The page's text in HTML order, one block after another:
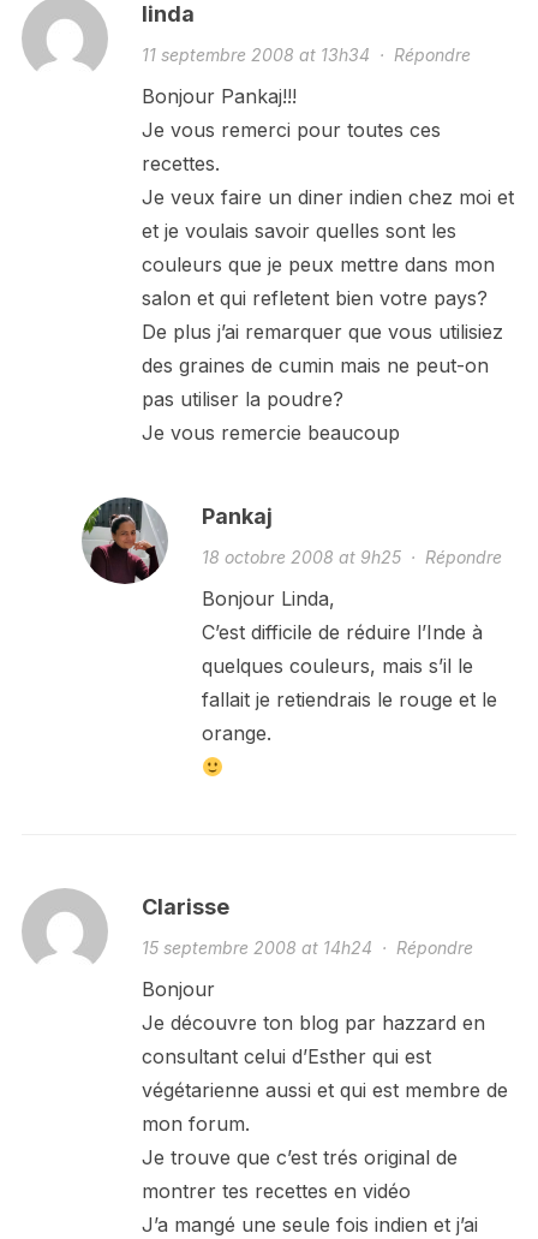
linda
11 septembre 2008 at 13h34 · Répondre
Bonjour Pankaj!!!
Je vous remerci pour toutes ces
recettes.
Je veux faire un diner indien chez moi et
et je voulais savoir quelles sont les
couleurs que je peux mettre dans mon
salon et qui refletent bien votre pays?
De plus j’ai remarquer que vous utilisiez
des graines de cumin mais ne peut-on
pas utiliser la poudre?
Je vous remercie beaucoup
Pankaj
18 octobre 2008 at 9h25· Répondre
Bonjour Linda,
C’est difficile de réduire l’Inde à
quelques couleurs, mais s’il le
fallait je retiendrais le rouge et le
orange.
Clarisse
15 septembre 2008 at 14h24 · Répondre
Bonjour
Je découvre ton blog par hazzard en
consultant celui d’Esther qui est
végétarienne aussi et qui est membre de
mon forum.
Je trouve que c’est trés original de
montrer tes recettes en vidéo
J’a mangé une seule fois indien et j’ai